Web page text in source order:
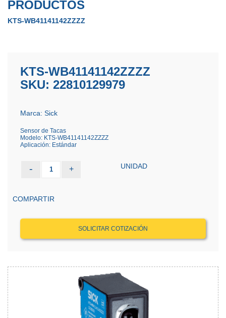
PRODUCTOS
KTS-WB41141142ZZZZ
KTS-WB41141142ZZZZ
SKU: 22810129979
Marca: Sick
Sensor de Tacas
Modelo: KTS-WB41141142ZZZZ
Aplicación: Estándar
- 1 + UNIDAD
COMPARTIR
SOLICITAR COTIZACIÓN